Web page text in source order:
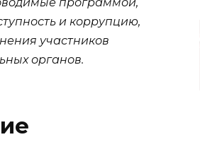
и коррупцию,
участников
органов.